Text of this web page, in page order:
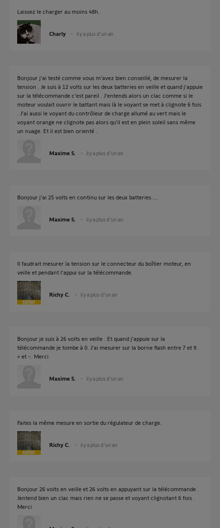
Laissez le charger au moins 48h.
Charly il y a plus d'un an
Bonjour j’ai testé comme vous m’avez bien conseillé, de mesurer la
tension . Je suis à 12 volts sur les deux batteries en veille et quand j’appuie
sur la télécommande c’est pareil . J’entends alors un clac comme si le
moteur voulait ouvrir le battant mais là le voyant se met à clignote 6 fois
. J’ai aussi le voyant du contrôleur de charge allumé au vert mais le
voyant orange ne clignote pas alors qu’il est en plein soleil sans même
un nuage. Et il est bien orienté .
Maxime S. il y a plus d'un an
Bonjour j’ai 25 volts en continu sur les deux batteries ….
Maxime S. il y a plus d'un an
Il faudrait mesurer la tension sur le connecteur du boîtier moteur, en
veille et pendant l'appui sur la télécommande.
Richy C. il y a plus d'un an
Bonjour je suis à 26 volts en veille . Et quand j’appuie sur la
télécommande je tombe à 0. J’ai mesurer sur la borne flash entre 7 et 9 .
+ et -. Merci
Maxime S. il y a plus d'un an
Faites la même mesure en sortie du régulateur de charge.
Richy C. il y a plus d'un an
Bonjour 26 volts en veille et 26 volts en appuyant sur la télécommande .
Jentend bien un clac mais rien ne se passe et voyant clignotant 6 fois .
Merci